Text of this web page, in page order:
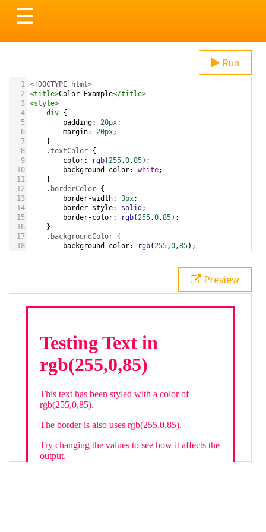
Toggle
navigation
☰
Run
1 <!DOCTYPE html>
2
<title>Color Example</title>
3 <style>
4
div {
5
padding: 20px;
6
margin: 20px;
7
}
8
.textColor {
9
color: rgb(255,0,85);
10
background-color: white;
11
}
12
.borderColor {
13
border-width: 3px;
14
border-style: solid ;
15
border-color: rgb(255,0,85);
16
}
17
.backgroundColor {
18
background-color: rgb(255,0,85);
bottom ,
white, rgb(255,0,85));
div class="textColor borderColor"
< h1>Testing Text in rgb(255,0,85)
Preview